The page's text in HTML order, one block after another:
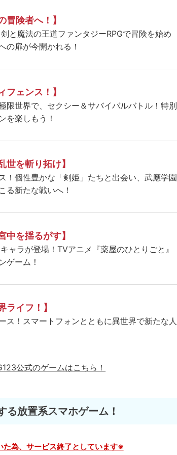
冒険者へ！】
と魔法の王道ファンタジーRPGで冒険を始め
の扉が今開かれる！
フェンス！】
限世界で、セクシー＆サバイバルバトル！特別
を楽しもう！
世を斬り拓け】
！個性豊かな「剣姫」たちと出会い、武應学園
る新たな戦いへ！
中を揺るがす】
ャラが登場！TVアニメ『薬屋のひとりごと』
ゲーム！
ライフ！】
ス！スマートフォンとともに異世界で新たな人
公式のゲームはこちら！
放置系スマホゲーム！
為、サービス終了としています※